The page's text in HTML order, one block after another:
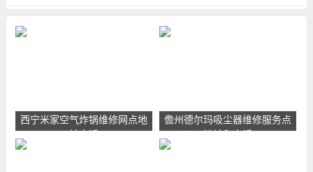
西宁米家空气炸锅维修网点地
址电话
儋州德尔玛吸尘器维修服务点
地址和电话